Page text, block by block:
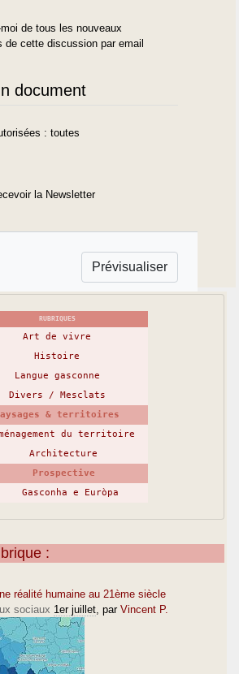
de tous les nouveaux
de cette discussion par email
document
: toutes
la Newsletter
RUBRIQUES
Art de vivre
Histoire
Langue gasconne
Divers / Mesclats
& territoires
du territoire
Architecture
Prospective
Gasconha e Euròpa
:
réalité humaine au 21ème siècle
sociaux 1er juillet , par Vincent P.